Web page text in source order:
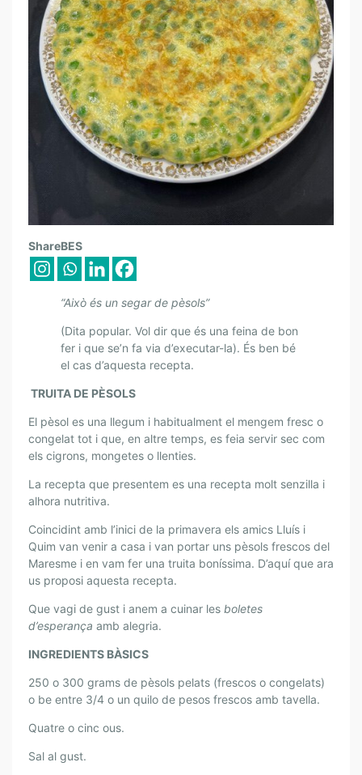
L
E
S
T
E
S
D
L
D
R
.
P
E
R
I
P
E
R
A
C
ShareBES
“Això és un segar de pèsols”
(Dita popular. Vol dir que és una feina de bon
fer i que se’n fa via d’executar-la). És ben bé
el cas d’aquesta recepta.
TRUITA DE PÈSOLS
El pèsol es una llegum i habitualment el mengem fresc o
congelat tot i que, en altre temps, es feia servir sec com
els cigrons, mongetes o llenties.
La recepta que presentem es una recepta molt senzilla i
alhora nutritiva.
Coincidint amb l’inici de la primavera els amics Lluís i
Quim van venir a casa i van portar uns pèsols frescos del
Maresme i en vam fer una truita boníssima. D’aquí que ara
us proposi aquesta recepta.
Que vagi de gust i anem a cuinar les boletes
d’esperança amb alegria.
INGREDIENTS BÀSICS
250 o 300 grams de pèsols pelats (frescos o congelats)
o be entre 3/4 o un quilo de pesos frescos amb tavella.
Quatre o cinc ous.
Sal al gust.